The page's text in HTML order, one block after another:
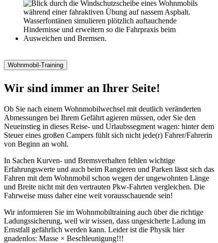
Wohnmobil-Training
Wir sind immer an Ihrer Seite!
Ob Sie nach einem Wohnmobilwechsel mit deutlich veränderten
Abmessungen bei Ihrem Gefährt agieren müssen, oder Sie den
Neueinstieg in dieses Reise- und Urlaubssegment wagen: hinter dem
Steuer eines großen Campers fühlt sich nicht jede(r) Fahrer/Fahrerin
von Beginn an wohl.
In Sachen Kurven- und Bremsverhalten fehlen wichtige
Erfahrungswerte und auch beim Rangieren und Parken lässt sich das
Fahren mit dem Wohnmobil schon wegen der ungewohnten Länge
und Breite nicht mit den vertrauten Pkw-Fahrten vergleichen. Die
Fahrweise muss daher eine weit vorausschauende sein!
Wir informieren Sie im Wohnmobiltraining auch über die richtige
Ladungssicherung, weil wir wissen, dass ungesicherte Ladung im
Ernstfall gefährlich werden kann. Leider ist die Physik hier
gnadenlos: Masse × Beschleunigung!!!